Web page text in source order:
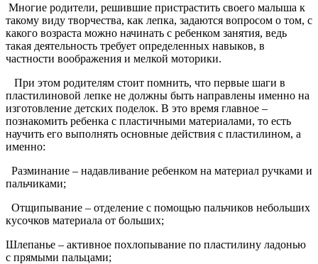
Многие родители, решившие пристрастить своего малыша к
такому виду творчества, как лепка, задаются вопросом о том, с
какого возраста можно начинать с ребенком занятия, ведь
такая деятельность требует определенных навыков, в
частности воображения и мелкой моторики.
При этом родителям стоит помнить, что первые шаги в
пластилиновой лепке не должны быть направлены именно на
изготовление детских поделок. В это время главное –
познакомить ребенка с пластичными материалами, то есть
научить его выполнять основные действия с пластилином, а
именно:
Разминание – надавливание ребенком на материал ручками и
пальчиками;
Отщипывание – отделение с помощью пальчиков небольших
кусочков материала от больших;
Шлепанье – активное похлопывание по пластилину ладонью
с прямыми пальцами;